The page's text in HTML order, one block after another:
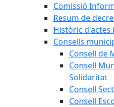
Comissió
Resum de
Històric d'actes
Consells
Consell de
Consell
Solidaritat
Consell
Consell